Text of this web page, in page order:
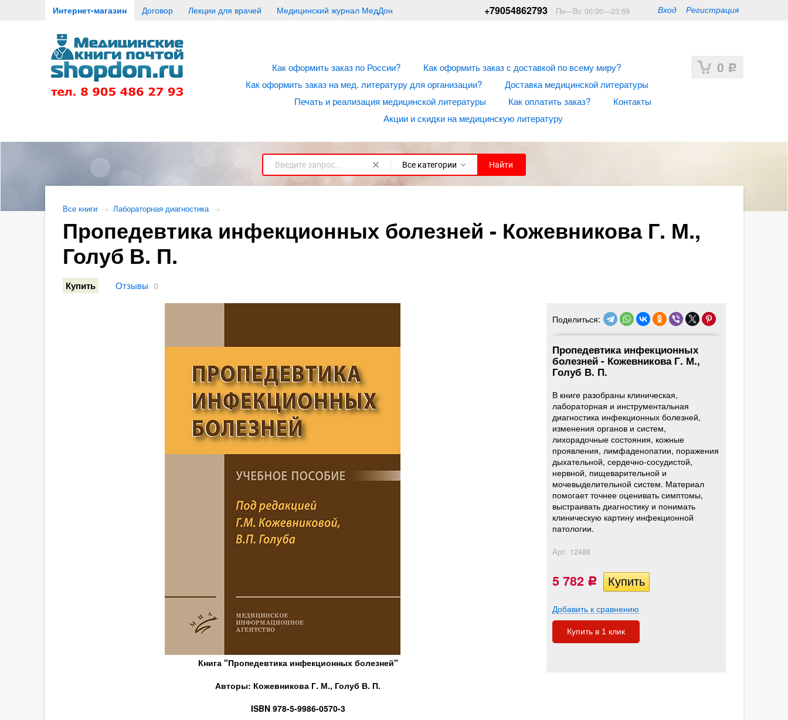
Интернет-магазин Договор Лекции для врачей Медицинский журнал МедДон Вход Регистрация
+79054862793 Пн—Вс 00:00—23:59
0 Р
Как оформить заказ по России?
Как оформить заказ с доставкой по всему миру?
Как оформить заказ на мед. литературу для организации?
Доставка медицинской литературы
Печать и реализация медицинской литературы
Как оплатить заказ?
Контакты
Акции и скидки на медицинскую литературу
Все категории Найти
Все книги → Лабораторная диагностика →
Пропедевтика инфекционных болезней - Кожевникова Г. М.,
Голуб В. П.
Купить Отзывы 0
Поделиться:
Пропедевтика инфекционных
болезней - Кожевникова Г. М.,
Голуб В. П.
В книге разобраны клиническая,
лабораторная и инструментальная
диагностика инфекционных болезней,
изменения органов и систем,
лихорадочные состояния, кожные
проявления, лимфаденопатии, поражения
дыхательной, сердечно-сосудистой,
нервной, пищеварительной и
мочевыделительной систем. Материал
помогает точнее оценивать симптомы,
выстраивать диагностику и понимать
клиническую картину инфекционной
патологии.
Арт. 12488
5 782 Р
Добавить к сравнению
Купить в 1 клик
Книга "Пропедевтика инфекционных болезней"
Авторы: Кожевникова Г. М., Голуб В. П.
ISBN 978-5-9986-0570-3